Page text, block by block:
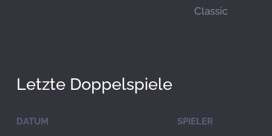
Classic
Letzte Doppelspiele
DATUM SPIELER